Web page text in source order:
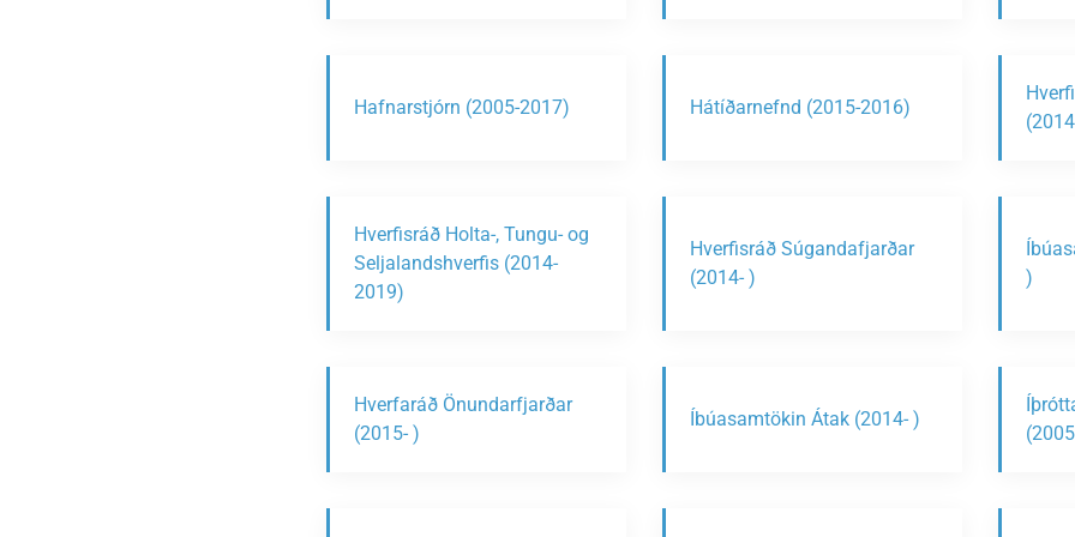
Hafnarstjórn (2005-2017) Hátíðarnefnd (2015-2016)
Hverfisráð Holta-, Tungu- og
Seljalandshverfis (2014-
2019)
Hverfisráð Súgandafjarðar
(2014- )
)
Hverfaráð Önundarfjarðar
(2015- )
Íbúasamtökin Átak (2014- )